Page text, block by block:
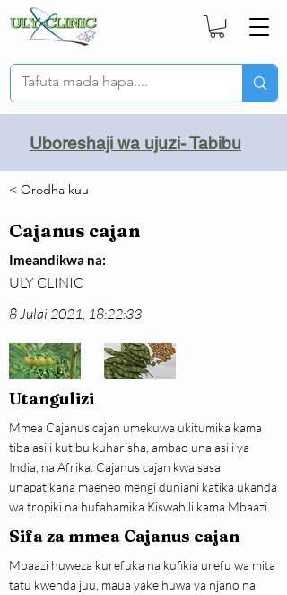
Uboreshaji wa ujuzi- Tabibu
< Orodha kuu
Cajanus cajan
Imeandikwa na:
ULY CLINIC
8 Julai 2021, 18:22:33
Utangulizi
Mmea Cajanus cajan umekuwa ukitumika kama
tiba asili kutibu kuharisha, ambao una asili ya
India, na Afrika. Cajanus cajan kwa sasa
unapatikana maeneo mengi duniani katika ukanda
wa tropiki na hufahamika Kiswahili kama Mbaazi.
Sifa za mmea Cajanus cajan
Mbaazi huweza kurefuka na kufikia urefu wa mita
tatu kwenda juu, maua yake huwa ya njano na